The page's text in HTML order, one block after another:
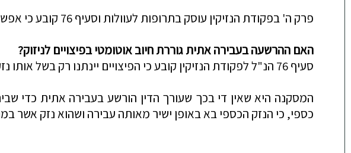
פרק ה' בפקודת הנזיקין עוסק בתרופות לעוולות וסעיף 76 קובע כי אפשר שינתנו פיצויים לניזוק מאותה עוולה.
האם ההרשעה בעבירה אתית גוררת חיוב אוטומטי בפיצויים לניזוק?
סעיף 76 הנ"ל לפקודת הנזיקין קובע כי הפיצויים יינתנו רק בשל אותו נזק שעלול לבוא באופן טבעי במהלכם הרגיל של הדברים ושבא במישרין מהעוולה.
המסקנה היא שאין די בכך שעורך הדין הורשע בעבירה אתית כדי
כספי, כי הנזק הכספי בא באופן ישיר מאותה עבירה ושהוא נזק אשר